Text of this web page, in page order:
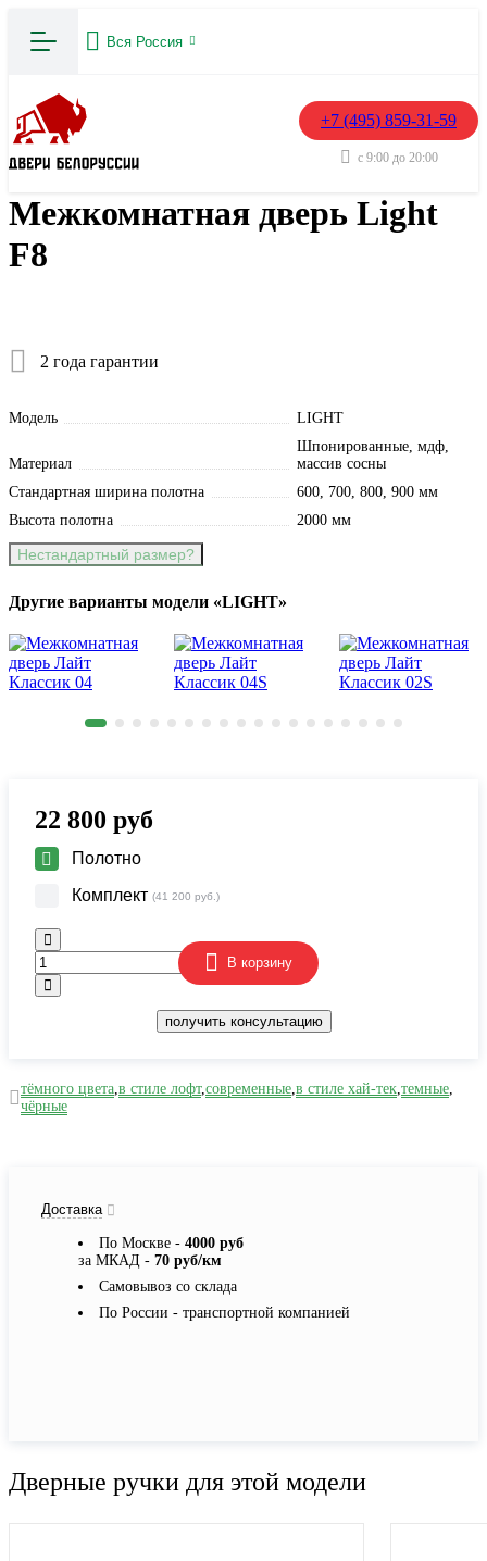
Вся Россия
+7 (495) 859-31-59
с 9:00 до 20:00
Межкомнатная дверь Light
F8
2 года гарантии
Модель LIGHT
Материал
Шпонированные, мдф,
массив сосны
Стандартная ширина полотна
600, 700, 800, 900 мм
Высота полотна
2000 мм
Нестандартный размер?
Другие варианты модели «LIGHT»
22 800 руб
Полотно
Комплект (41 200 руб.)
В корзину
получить консультацию
тёмного цвета,в стиле лофт,современные,в стиле хай-тек,темные,
чёрные
Доставка
По Москве - 4000 руб
за МКАД - 70 руб/км
Самовывоз со склада
По России - транспортной компанией
Дверные ручки для этой модели